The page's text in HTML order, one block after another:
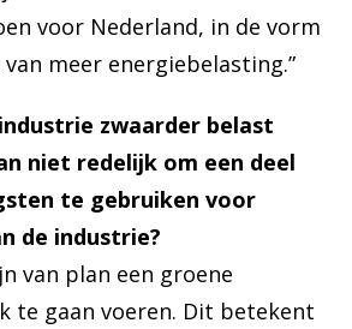
voor Nederland, in de vorm
meer energiebelasting.”
zwaarder belast
niet redelijk om een deel
te gebruiken voor
de industrie?
van plan een groene
te gaan voeren. Dit betekent